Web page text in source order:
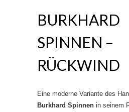
BURKHARD
SPINNEN –
RÜCKWIND
Eine moderne Variante des
Burkhard Spinnen in seinem